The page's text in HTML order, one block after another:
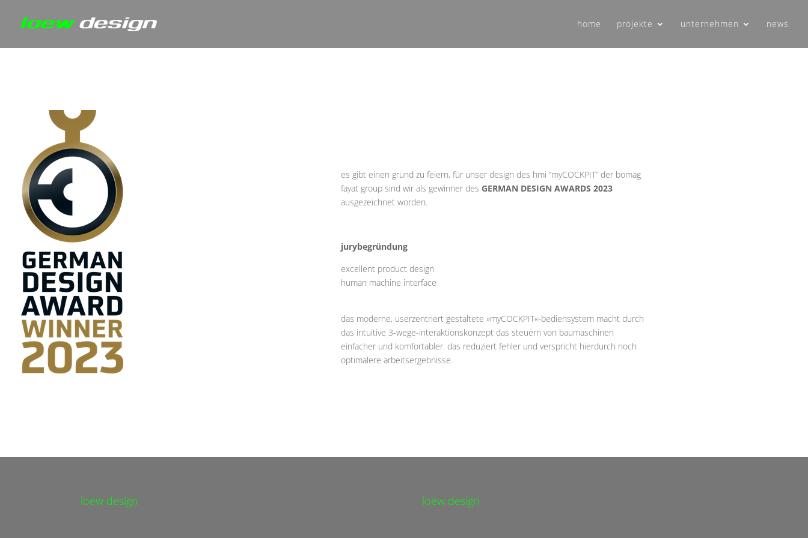
home projekte unternehmen news
es gibt einen grund zu feiern, für unser design des hmi “myCOCKPIT” der bomag
fayat group sind wir als gewinner des GERMAN DESIGN AWARDS 2023
ausgezeichnet worden.
jurybegründung
excellent product design
human machine interface
das moderne, userzentriert gestaltete »myCOCKPIT«-bediensystem macht durch
das intuitive 3-wege-interaktionskonzept das steuern von baumaschinen
einfacher und komfortabler. das reduziert fehler und verspricht hierdurch noch
optimalere arbeitsergebnisse.
loew design loew design